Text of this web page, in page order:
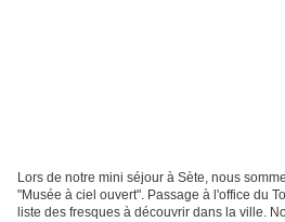
Lors de notre mini séjour à Sète, nous
"Musée à ciel ouvert". Passage à l'office du
liste des fresques à découvrir dans la ville.